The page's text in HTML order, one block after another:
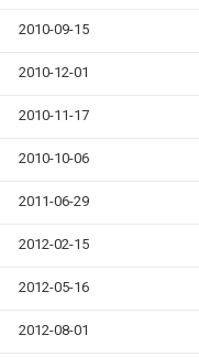
2010-09-15
2010-12-01
2010-11-17
2010-10-06
2011-06-29
2012-02-15
2012-05-16
2012-08-01